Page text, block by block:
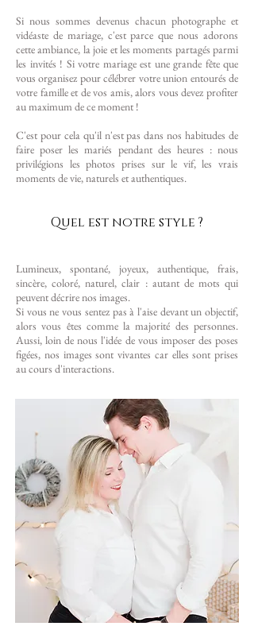
Si nous sommes devenus chacun photographe et
vidéaste de mariage, c'est parce que nous adorons
cette ambiance, la joie et les moments partagés parmi
les invités ! Si votre mariage est une grande fête que
vous organisez pour célébrer votre union entourés de
votre famille et de vos amis, alors vous devez profiter
au maximum de ce moment !
C'est pour cela qu'il n'est pas dans nos habitudes de
faire poser les mariés pendant des heures : nous
privilégions les photos prises sur le vif, les vrais
moments de vie, naturels et authentiques.
Quel est notre style ?
Lumineux, spontané, joyeux, authentique, frais,
sincère, coloré, naturel, clair : autant de mots qui
peuvent décrire nos images.
Si vous ne vous sentez pas à l'aise devant un objectif,
alors vous êtes comme la majorité des personnes.
Aussi, loin de nous l'idée de vous imposer des poses
figées, nos images sont vivantes car elles sont prises
au cours d'interactions.